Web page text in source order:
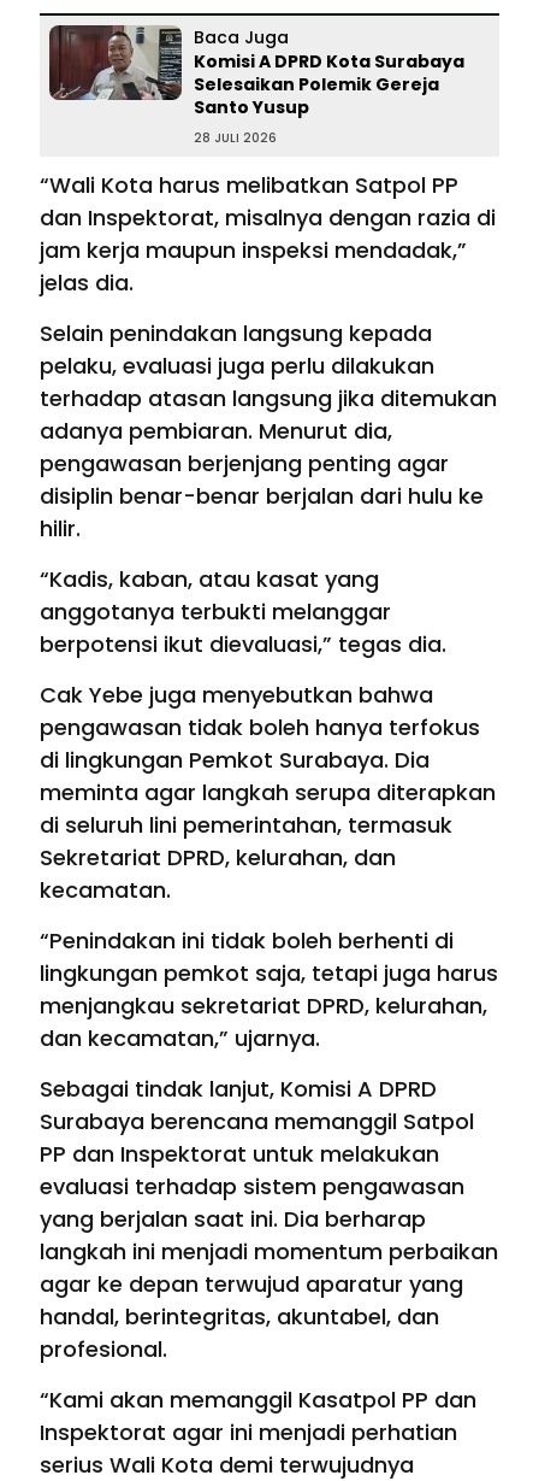
Baca Juga
Komisi A DPRD Kota Surabaya
Selesaikan Polemik Gereja
Santo Yusup
28 JULI 2026
“Wali Kota harus melibatkan Satpol PP
dan Inspektorat, misalnya dengan razia di
jam kerja maupun inspeksi mendadak,”
jelas dia.
Selain penindakan langsung kepada
pelaku, evaluasi juga perlu dilakukan
terhadap atasan langsung jika ditemukan
adanya pembiaran. Menurut dia,
pengawasan berjenjang penting agar
disiplin benar-benar berjalan dari hulu ke
hilir.
“Kadis, kaban, atau kasat yang
anggotanya terbukti melanggar
berpotensi ikut dievaluasi,” tegas dia.
Cak Yebe juga menyebutkan bahwa
pengawasan tidak boleh hanya terfokus
di lingkungan Pemkot Surabaya. Dia
meminta agar langkah serupa diterapkan
di seluruh lini pemerintahan, termasuk
Sekretariat DPRD, kelurahan, dan
kecamatan.
“Penindakan ini tidak boleh berhenti di
lingkungan pemkot saja, tetapi juga harus
menjangkau sekretariat DPRD, kelurahan,
dan kecamatan,” ujarnya.
Sebagai tindak lanjut, Komisi A DPRD
Surabaya berencana memanggil Satpol
PP dan Inspektorat untuk melakukan
evaluasi terhadap sistem pengawasan
yang berjalan saat ini. Dia berharap
langkah ini menjadi momentum perbaikan
agar ke depan terwujud aparatur yang
handal, berintegritas, akuntabel, dan
profesional.
“Kami akan memanggil Kasatpol PP dan
Inspektorat agar ini menjadi perhatian
serius Wali Kota demi terwujudnya